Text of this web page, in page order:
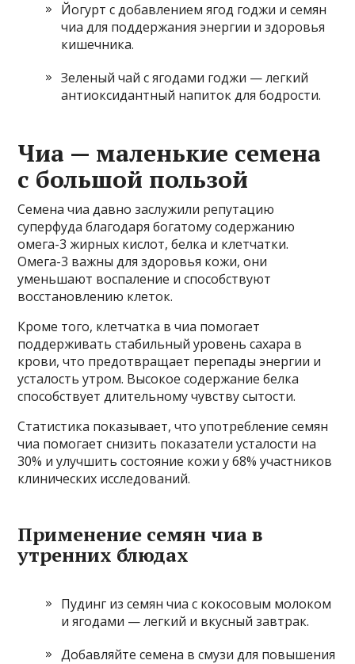
Йогурт с добавлением ягод годжи и семян
чиа для поддержания энергии и здоровья
кишечника.
Зеленый чай с ягодами годжи — легкий
антиоксидантный напиток для бодрости.
Чиа — маленькие семена
с большой пользой
Семена чиа давно заслужили репутацию
суперфуда благодаря богатому содержанию
омега-3 жирных кислот, белка и клетчатки.
Омега-3 важны для здоровья кожи, они
уменьшают воспаление и способствуют
восстановлению клеток.
Кроме того, клетчатка в чиа помогает
поддерживать стабильный уровень сахара в
крови, что предотвращает перепады энергии и
усталость утром. Высокое содержание белка
способствует длительному чувству сытости.
Статистика показывает, что употребление семян
чиа помогает снизить показатели усталости на
30% и улучшить состояние кожи у 68% участников
клинических исследований.
Применение семян чиа в
утренних блюдах
Пудинг из семян чиа с кокосовым молоком
и ягодами — легкий и вкусный завтрак.
Добавляйте семена в смузи для повышения